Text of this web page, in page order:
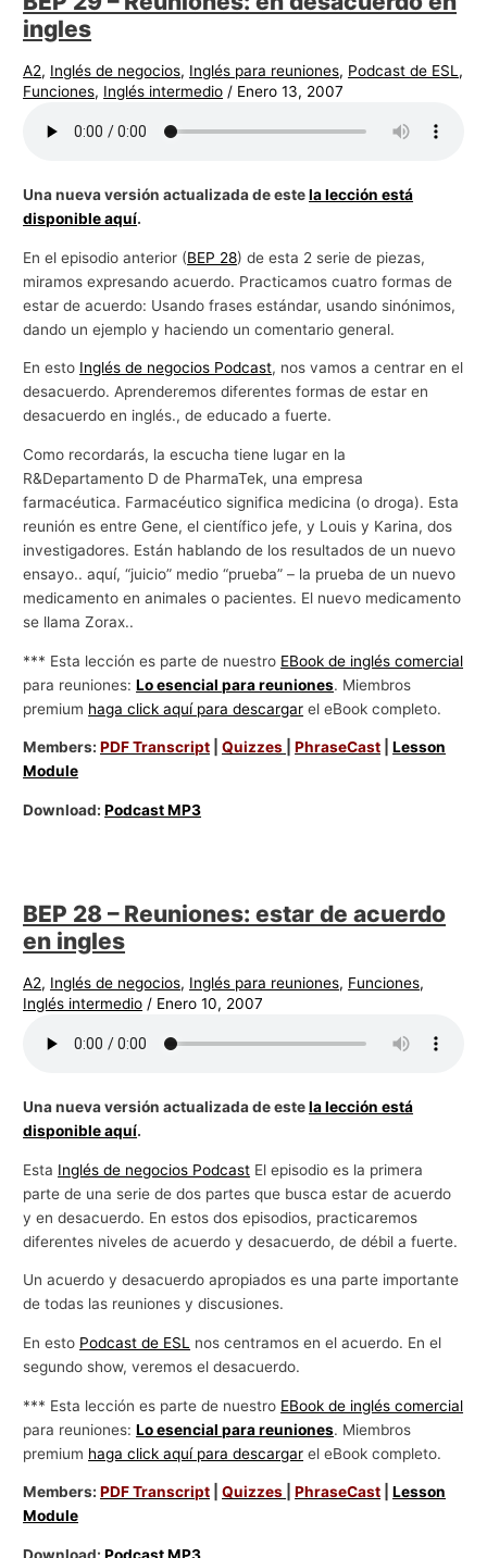
ingles
A2, Inglés de negocios, Inglés para reuniones, Podcast de ESL,
Funciones, Inglés intermedio / Enero 13, 2007
Una nueva versión actualizada de estela lección está
disponible aquí.
En el episodio anterior (BEP 28) de esta 2 serie de piezas,
miramos expresando acuerdo. Practicamos cuatro formas de
estar de acuerdo: Usando frases estándar, usando sinónimos,
dando un ejemplo y haciendo un comentario general.
En esto Inglés de negocios Podcast, nos vamos a centrar en el
desacuerdo. Aprenderemos diferentes formas de estar en
desacuerdo en inglés., de educado a fuerte.
Como recordarás, la escucha tiene lugar en la
R&Departamento D de PharmaTek, una empresa
farmacéutica. Farmacéutico significa medicina (o droga). Esta
reunión es entre Gene, el científico jefe, y Louis y Karina, dos
investigadores. Están hablando de los resultados de un nuevo
ensayo.. aquí, “juicio” medio “prueba” – la prueba de un nuevo
medicamento en animales o pacientes. El nuevo medicamento
se llama Zorax..
*** Esta lección es parte de nuestro EBook de inglés comercial
para reuniones:Lo esencial para reuniones. Miembros
premium haga click aquí para descargar el eBook completo.
Members:PDF Transcript |Quizzes |PhraseCast |Lesson
Module
Download:Podcast MP3
BEP 28 – Reuniones: estar de acuerdo
en ingles
A2, Inglés de negocios, Inglés para reuniones, Funciones,
Inglés intermedio / Enero 10, 2007
Una nueva versión actualizada de estela lección está
disponible aquí.
Esta Inglés de negocios Podcast El episodio es la primera
parte de una serie de dos partes que busca estar de acuerdo
y en desacuerdo. En estos dos episodios, practicaremos
diferentes niveles de acuerdo y desacuerdo, de débil a fuerte.
Un acuerdo y desacuerdo apropiados es una parte importante
de todas las reuniones y discusiones.
En esto Podcast de ESL
nos centramos en el acuerdo. En el
segundo show, veremos el desacuerdo.
*** Esta lección es parte de nuestro EBook de inglés comercial
para reuniones:Lo esencial para reuniones. Miembros
premium haga click aquí para descargar el eBook completo.
Members:PDF Transcript |Quizzes |PhraseCast |Lesson
Module